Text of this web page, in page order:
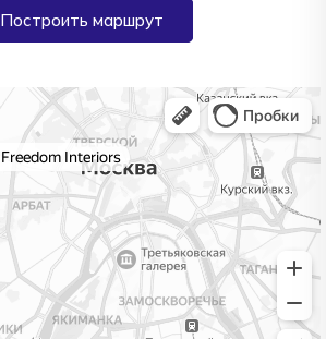
Построить маршрут